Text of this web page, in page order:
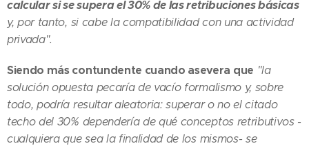
calcular si se supera el 30% de las retribuciones básicas
y, por tanto, si cabe la compatibilidad con una actividad
privada".
Siendo más contundente cuando asevera que "la
solución opuesta pecaría de vacío formalismo y, sobre
todo, podría resultar aleatoria: superar o no el citado
techo del 30% dependería de qué conceptos retributivos -
cualquiera que sea la finalidad de los mismos- se